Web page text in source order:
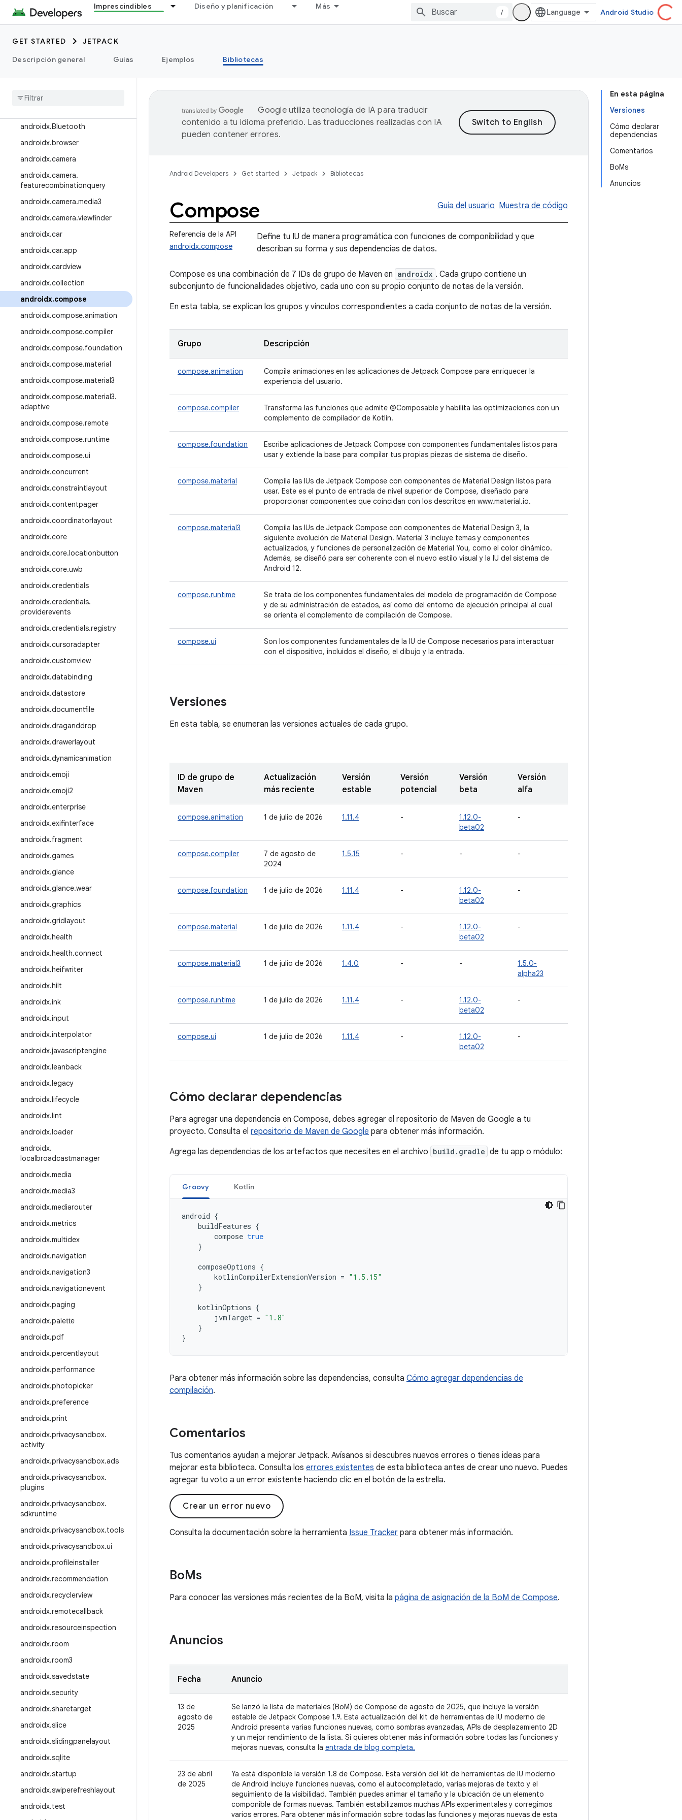
Imprescindibles Diseño y planificación Más
/ Android Studio
GET STARTED
JETPACK
Descripción general
Guías Ejemplos Bibliotecas
androidx.appfunctions
androidx.arch.core
androidx.asynclayoutinflater
androidx
androidx.Bluetooth
androidx.browser
androidx.camera
androidx.camera.
featurecombinationquery
androidx.camera.media3
androidx.camera.viewfinder
androidx.car
androidx.car.app
androidx.cardview
androidx.collection
androidx.compose
androidx.compose.animation
androidx.compose.compiler
androidx.compose.foundation
androidx.compose.material
androidx.compose.material3
androidx.compose.material3.
adaptive
androidx.compose.remote
androidx.compose.runtime
androidx.compose.ui
androidx.concurrent
androidx.constraintlayout
androidx.contentpager
androidx.coordinatorlayout
androidx.core
androidx.core.locationbutton
androidx.core.uwb
androidx.credentials
androidx.credentials.
providerevents
androidx.credentials.registry
androidx.cursoradapter
androidx.customview
androidx.databinding
androidx.datastore
androidx.documentfile
androidx.draganddrop
androidx.drawerlayout
androidx.dynamicanimation
androidx.emoji
androidx.emoji2
androidx.enterprise
androidx.exifinterface
androidx.fragment
androidx.games
androidx.glance
androidx.glance.wear
androidx.graphics
androidx.gridlayout
androidx.health
androidx.health.connect
androidx.heifwriter
androidx.hilt
androidx.ink
androidx.input
androidx.interpolator
androidx.javascriptengine
androidx.leanback
androidx.legacy
androidx.lifecycle
androidx.lint
androidx.loader
androidx.
localbroadcastmanager
androidx.media
androidx.media3
androidx.mediarouter
androidx.metrics
androidx.multidex
androidx.navigation
androidx.navigation3
androidx.navigationevent
androidx.paging
androidx.palette
androidx.pdf
androidx.percentlayout
androidx.performance
androidx.photopicker
androidx.preference
androidx.print
androidx.privacysandbox.
activity
androidx.privacysandbox.ads
androidx.privacysandbox.
plugins
androidx.privacysandbox.
sdkruntime
androidx.privacysandbox.tools
androidx.privacysandbox.ui
androidx.profileinstaller
androidx.recommendation
androidx.recyclerview
androidx.remotecallback
androidx.resourceinspection
androidx.room
androidx.room3
androidx.savedstate
androidx.security
androidx.sharetarget
androidx.slice
androidx.slidingpanelayout
androidx.sqlite
androidx.startup
androidx.swiperefreshlayout
androidx.test
En esta página
Versiones
Cómo declarar
dependencias
Comentarios
BoMs
Anuncios
Google utiliza tecnología de IA para traducir
contenido a tu idioma preferido. Las traducciones realizadas con IA
pueden contener errores.
Android Developers Get started Jetpack Bibliotecas
Compose Guía del usuario Muestra de código
Referencia de la API
androidx.compose
Define tu IU de manera programática con funciones de componibilidad y que
describan su forma y sus dependencias de datos.
Compose es una combinación de 7 IDs de grupo de Maven en androidx . Cada grupo contiene un
subconjunto de funcionalidades objetivo, cada uno con su propio conjunto de notas de la versión.
En esta tabla, se explican los grupos y vínculos correspondientes a cada conjunto de notas de la versión.
Grupo Descripción
compose.animation
Compila animaciones en las aplicaciones de Jetpack Compose para enriquecer la
experiencia del usuario.
compose.compiler
Transforma las funciones que admite @Composable y habilita las optimizaciones con un
complemento de compilador de Kotlin.
compose.foundation
Escribe aplicaciones de Jetpack Compose con componentes fundamentales listos para
usar y extiende la base para compilar tus propias piezas de sistema de diseño.
compose.material
Compila las IUs de Jetpack Compose con componentes de Material Design listos para
usar. Este es el punto de entrada de nivel superior de Compose, diseñado para
proporcionar componentes que coincidan con los descritos en www.material.io.
compose.material3
Compila las IUs de Jetpack Compose con componentes de Material Design 3, la
siguiente evolución de Material Design. Material 3 incluye temas y componentes
actualizados, y funciones de personalización de Material You, como el color dinámico.
Además, se diseñó para ser coherente con el nuevo estilo visual y la IU del sistema de
Android 12.
compose.runtime
Se trata de los componentes fundamentales del modelo de programación de Compose
y de su administración de estados, así como del entorno de ejecución principal al cual
se orienta el complemento de compilación de Compose.
compose.ui
Son los componentes fundamentales de la IU de Compose necesarios para interactuar
con el dispositivo, incluidos el diseño, el dibujo y la entrada.
Versiones
En esta tabla, se enumeran las versiones actuales de cada grupo.
ID de grupo de
Maven
Actualización
más reciente
Versión
estable
Versión
potencial
Versión
beta
Versión
alfa
compose.animation 1 de julio de 2026 1.11.4 -
1.12.0-
beta02
-
compose.compiler
7 de agosto de
2024
1.5.15 - - -
compose.foundation 1 de julio de 2026 1.11.4 -
1.12.0-
beta02
-
compose.material 1 de julio de 2026 1.11.4 -
1.12.0-
beta02
-
compose.material3 1 de julio de 2026 1.4.0 - -
1.5.0-
alpha23
compose.runtime 1 de julio de 2026 1.11.4 -
1.12.0-
beta02
-
compose.ui 1 de julio de 2026 1.11.4 -
1.12.0-
beta02
-
Cómo declarar dependencias
Para agregar una dependencia en Compose, debes agregar el repositorio de Maven de Google a tu
proyecto. Consulta el repositorio de Maven de Google para obtener más información.
Agrega las dependencias de los artefactos que necesites en el archivo build.gradle de tu app o módulo:
Groovy Kotlin
android {
buildFeatures {
compose true
}
composeOptions {
kotlinCompilerExtensionVersion = "1.5.15"
}
kotlinOptions {
jvmTarget = "1.8"
}
}
Para obtener más información sobre las dependencias, consulta Cómo agregar dependencias de
compilación.
Comentarios
Tus comentarios ayudan a mejorar Jetpack. Avísanos si descubres nuevos errores o tienes ideas para
mejorar esta biblioteca. Consulta los errores existentes de esta biblioteca antes de crear uno nuevo. Puedes
agregar tu voto a un error existente haciendo clic en el botón de la estrella.
Crear un error nuevo
Consulta la documentación sobre la herramienta Issue Tracker para obtener más información.
BoMs
Para conocer las versiones más recientes de la BoM, visita la página de asignación de la BoM de Compose.
Anuncios
Fecha Anuncio
13 de
agosto de
2025
Se lanzó la lista de materiales (BoM) de Compose de agosto de 2025, que incluye la versión
estable de Jetpack Compose 1.9. Esta actualización del kit de herramientas de IU moderno de
Android presenta varias funciones nuevas, como sombras avanzadas, APIs de desplazamiento 2D
y un mejor rendimiento de la lista. Si quieres obtener más información sobre todas las funciones y
mejoras nuevas, consulta la entrada de blog completa.
23 de abril
de 2025
Ya está disponible la versión 1.8 de Compose. Esta versión del kit de herramientas de IU moderno
de Android incluye funciones nuevas, como el autocompletado, varias mejoras de texto y el
seguimiento de la visibilidad. También puedes animar el tamaño y la ubicación de un elemento
componible de formas nuevas. También estabilizamos muchas APIs experimentales y corregimos
varios errores. Para obtener más información sobre todas las funciones y mejoras nuevas de esta